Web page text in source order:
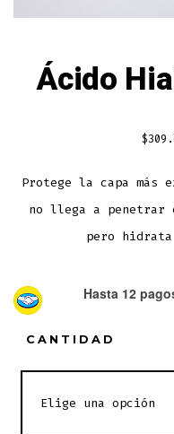
Ácido
$
Protege la capa más
no llega a penetrar
pero
Hasta 12
CANTIDAD